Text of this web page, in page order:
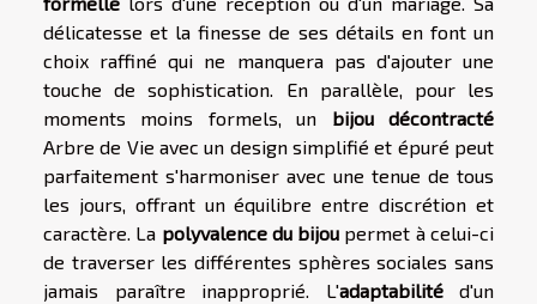
délicatesse et la finesse de ses détails en font un
choix raffiné qui ne manquera pas d'ajouter une
touche de sophistication. En parallèle, pour les
moments moins formels, un bijou décontracté
Arbre de Vie avec un design simplifié et épuré peut
parfaitement s'harmoniser avec une tenue de tous
les jours, offrant un équilibre entre discrétion et
caractère. La polyvalence du bijou permet à celui-ci
de traverser les différentes sphères sociales sans
jamais paraître inapproprié. L'adaptabilitéd'un